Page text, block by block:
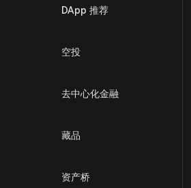
Español (Argentina)DApp 推荐
空投
去中心化金融
藏品
资产桥